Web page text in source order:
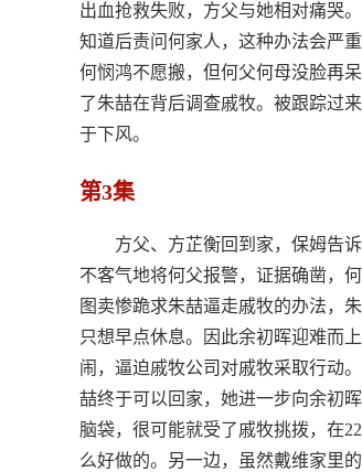
出血抢救失败，方父与她相对痛哭
知道后责问何家人，这种办法会严
何悯鸿不愿搬，但何父何母没脸再
了朱喆在背后调查戚牧。被跟踪过
于下风。
第3集
方父、方芷衡回到家，保姆告
不客气地将何父报警，证据确凿，
图卖惨跪求朱喆逼走戚牧的办法，
只想早点休息。因此余初晖迎难而
闹，逼迫戚牧公司对戚牧采取行动
喆终于可以回家，她进一步向余初
脑袋，很可能就受了戚牧挑拨，在
么好做的。另一边，虽然戴维家里